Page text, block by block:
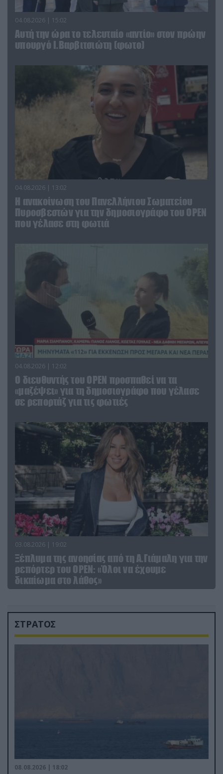
04.08.2026 | 15:02
Αυτή την ώρα το τελευταίο «αντίο» στον πρώην
υπουργό Ι.Βαρβιτσιώτη (φωτο)
04.08.2026 | 13:02
Η ανακοίνωση του Πανελλήνιου Σωματείου
Πυροσβεστών για την δημοσιογράφο του OPEN
που γέλασε στη φωτιά
04.08.2026 | 12:02
O διευθυντής του OPEN προσπαθεί να τα
«μαζέψει» για τη δημοσιογράφο που γέλασε
σε ρεπορτάζ για τις φωτιές
03.08.2026 | 19:02
Ξέπλυμα της ανοησίας από τη Α.Γιάμαλη για την
ρεπόρτερ του ΟΡΕΝ: «Όλοι να έχουμε
δικαίωμα στο λάθος»
ΣΤΡΑΤΟΣ
08.08.2026 | 18:02